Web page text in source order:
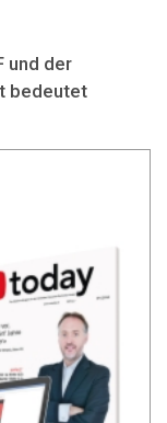
und der
bedeutet